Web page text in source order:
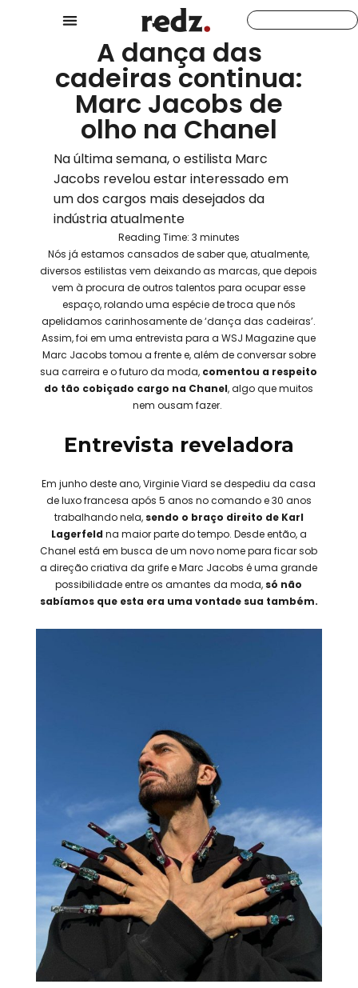
A dança das
cadeiras continua:
Marc Jacobs de
olho na Chanel
Na última semana, o estilista Marc
Jacobs revelou estar interessado em
um dos cargos mais desejados da
indústria atualmente
Reading Time: 3 minutes
Nós já estamos cansados de saber que, atualmente,
diversos estilistas vem deixando as marcas, que depois
vem à procura de outros talentos para ocupar esse
espaço, rolando uma espécie de troca que nós
apelidamos carinhosamente de ‘dança das cadeiras’.
Assim, foi em uma entrevista para a WSJ Magazine que
Marc Jacobs tomou a frente e, além de conversar sobre
sua carreira e o futuro da moda, comentou a respeito
do tão cobiçado cargo na Chanel, algo que muitos
nem ousam fazer.
Entrevista reveladora
Em junho deste ano, Virginie Viard se despediu da casa
de luxo francesa após 5 anos no comando e 30 anos
trabalhando nela, sendo o braço direito de Karl
Lagerfeld na maior parte do tempo. Desde então, a
Chanel está em busca de um novo nome para ficar sob
a direção criativa da grife e Marc Jacobs é uma grande
possibilidade entre os amantes da moda, só não
sabíamos que esta era uma vontade sua também.